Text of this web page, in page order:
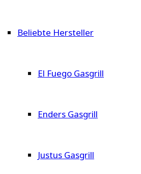
Beliebte Hersteller
El Fuego Gasgrill
Enders Gasgrill
Justus Gasgrill